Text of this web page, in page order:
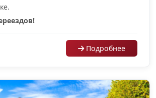
Подробнее